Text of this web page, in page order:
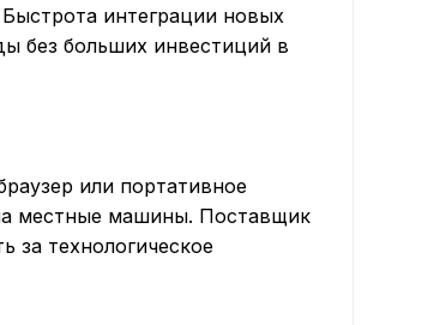
интеграции новых
без больших инвестиций в
или портативное
местные машины. Поставщик
за технологическое